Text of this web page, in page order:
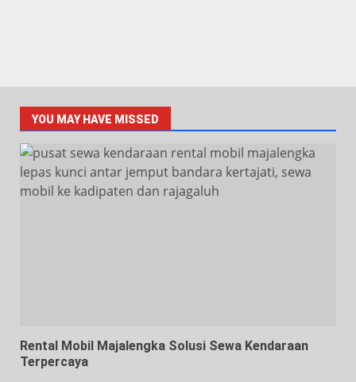
YOU MAY HAVE MISSED
Rental Mobil Majalengka Solusi Sewa Kendaraan
Terpercaya